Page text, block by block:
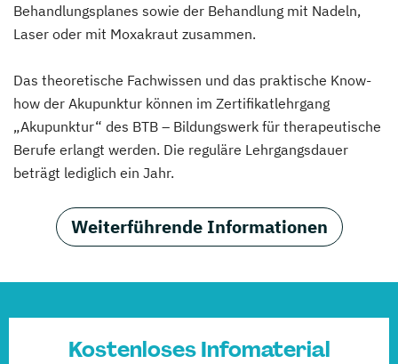
Behandlungsplanes sowie der Behandlung mit Nadeln,
Laser oder mit Moxakraut zusammen.
Das theoretische Fachwissen und das praktische Know-
how der Akupunktur können im Zertifikatlehrgang
„Akupunktur“ des BTB – Bildungswerk für therapeutische
Berufe erlangt werden. Die reguläre Lehrgangsdauer
beträgt lediglich ein Jahr.
Weiterführende Informationen
Kostenloses Infomaterial